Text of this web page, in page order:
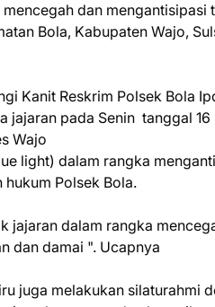
mencegah dan
Bola, Kabupaten Wajo,
Kanit Reskrim Polsek Bola
jajaran pada Senin tanggal
Wajo
light) dalam rangka
Polsek Bola.
jajaran dalam rangka
dan damai ". Ucapnya
juga melakukan silaturahmi